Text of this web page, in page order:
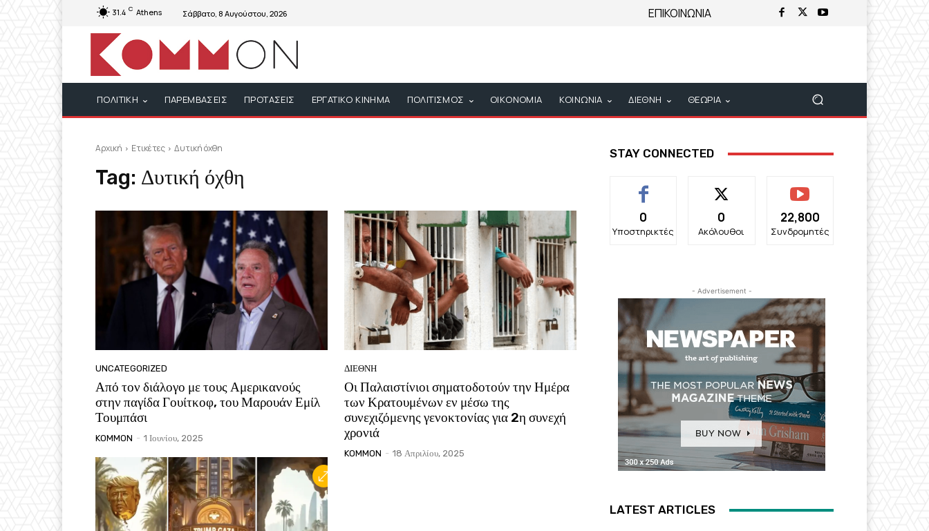
31.4 C Athens Σάββατο, 8 Αυγούστου, 2026 ΕΠΙΚΟΙΝΩΝΙΑ
ΠΟΛΙΤΙΚΗ ΠΑΡΕΜΒΑΣΕΙΣ ΠΡΟΤΑΣΕΙΣ ΕΡΓΑΤΙΚΟ ΚΙΝΗΜΑ ΠΟΛΙΤΙΣΜΟΣ ΟΙΚΟΝΟΜΙΑ ΚΟΙΝΩΝΙΑ ΔΙΕΘΝΗ ΘΕΩΡΙΑ
Αρχική Ετικέτες Δυτική όχθη
Tag: Δυτική όχθη
UNCATEGORIZED
Από τον διάλογο με τους Αμερικανούς
στην παγίδα Γουίτκοφ, του Μαρουάν Εμίλ
Τουμπάσι
KOMMON - 1 Ιουνίου, 2025
ΔΙΕΘΝΗ
Οι Παλαιστίνιοι σηματοδοτούν την Ημέρα
των Κρατουμένων εν μέσω της
συνεχιζόμενης γενοκτονίας για 2η συνεχή
χρονιά
KOMMON - 18 Απριλίου, 2025
STAY CONNECTED
0
Υποστηρικτές
0
Ακόλουθοι
22,800
Συνδρομητές
- Advertisement -
LATEST ARTICLES